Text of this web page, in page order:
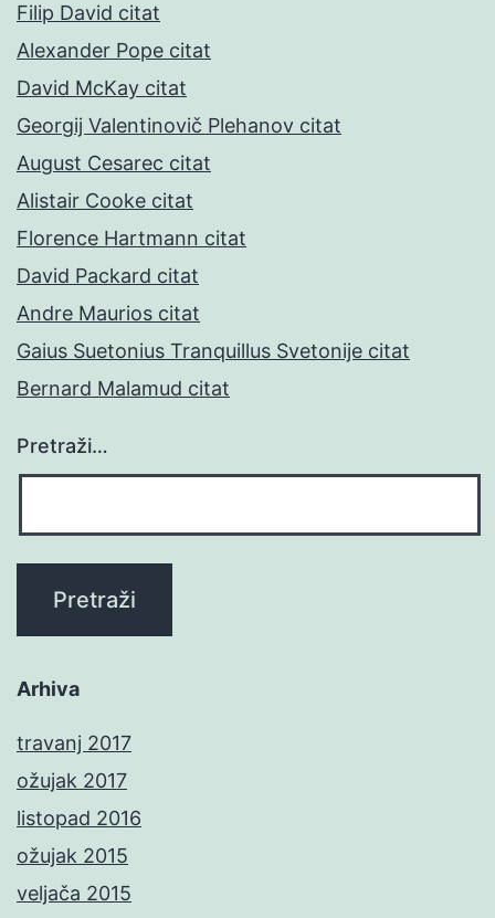
Filip David citat
Alexander Pope citat
David McKay citat
Georgij Valentinovič Plehanov citat
August Cesarec citat
Alistair Cooke citat
Florence Hartmann citat
David Packard citat
Andre Maurios citat
Gaius Suetonius Tranquillus Svetonije citat
Bernard Malamud citat
Pretraži…
Arhiva
travanj 2017
ožujak 2017
listopad 2016
ožujak 2015
veljača 2015